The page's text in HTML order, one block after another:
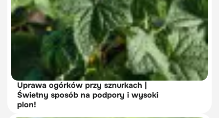
Uprawa ogórków przy sznurkach |
Świetny sposób na podpory i wysoki
plon!